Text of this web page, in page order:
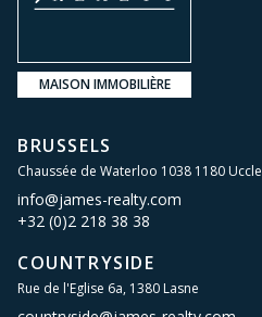
MAISON IMMOBILIÈRE
BRUSSELS
Chaussée de Waterloo 1038 1180 Uccle
info@james-realty.com
+32 (0)2 218 38 38
COUNTRYSIDE
Rue de l'Eglise 6a, 1380 Lasne